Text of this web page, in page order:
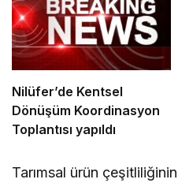
Nilüfer’de Kentsel
Dönüşüm Koordinasyon
Toplantısı yapıldı
Tarımsal ürün çeşitliliğinin